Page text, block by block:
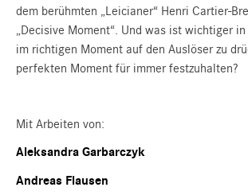
dem berühmten „Leicianer“ Henri Cartier-
„Decisive Moment“. Und was ist wichtiger
im richtigen Moment auf den Auslöser zu
perfekten Moment für immer festzuhalten?
Mit Arbeiten von:
Aleksandra Garbarczyk
Andreas Flausen